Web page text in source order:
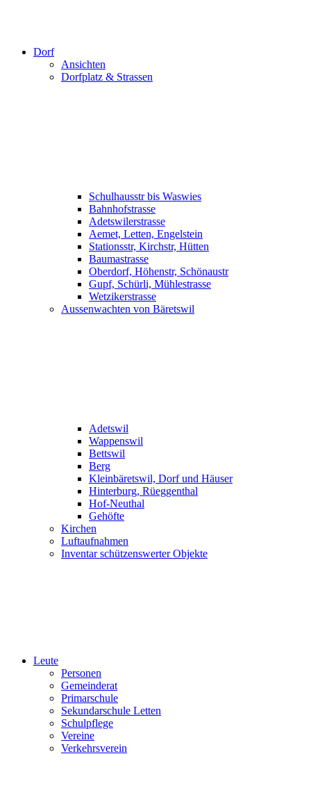
Dorf
Ansichten
Dorfplatz & Strassen
Schulhausstr bis Waswies
Bahnhofstrasse
Adetswilerstrasse
Aemet, Letten, Engelstein
Stationsstr, Kirchstr, Hütten
Baumastrasse
Oberdorf, Höhenstr, Schönaustr
Gupf, Schürli, Mühlestrasse
Wetzikerstrasse
Aussenwachten von Bäretswil
Adetswil
Wappenswil
Bettswil
Berg
Kleinbäretswil, Dorf und Häuser
Hinterburg, Rüeggenthal
Hof-Neuthal
Gehöfte
Kirchen
Luftaufnahmen
Inventar schützenswerter Objekte
Leute
Personen
Gemeinderat
Primarschule
Sekundarschule Letten
Schulpflege
Vereine
Verkehrsverein